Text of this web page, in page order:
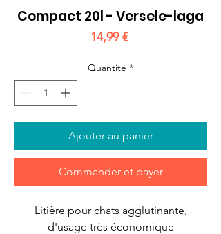
Compact 20l - Versele-laga
14,99 €Prix
Quantité *
Ajouter au panier
Commander et payer
Litière pour chats agglutinante,
d'usage très économique